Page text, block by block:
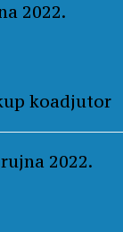
2022.
koadjutor
2022.